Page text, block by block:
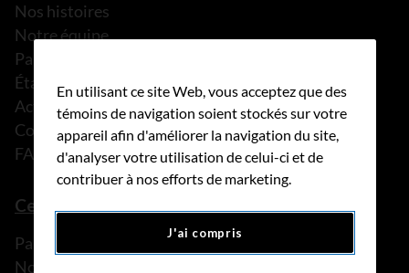
Nos histoires
Notre équipe
Partenariats
États financiers
Actualités
Communiqués de presse
FAQ
Ce que nous pouvons faire
Parler à une personne de confiance
Nos programmes et services
En utilisant ce site Web, vous acceptez que des
témoins de navigation soient stockés sur votre
appareil afin d'améliorer la navigation du site,
d'analyser votre utilisation de celui-ci et de
contribuer à nos efforts de marketing.
J'ai compris